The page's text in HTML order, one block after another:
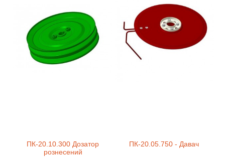
ПК-20.10.300 Дозатор
рознесений
ПК-20.05.750 - Давач